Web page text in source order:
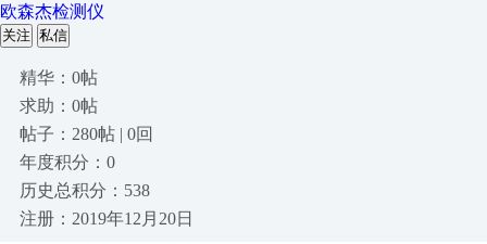
欧森杰检测仪
关注 私信
精华：0帖
求助：0帖
帖子：280帖 | 0回
年度积分：0
历史总积分：538
注册：2019年12月20日